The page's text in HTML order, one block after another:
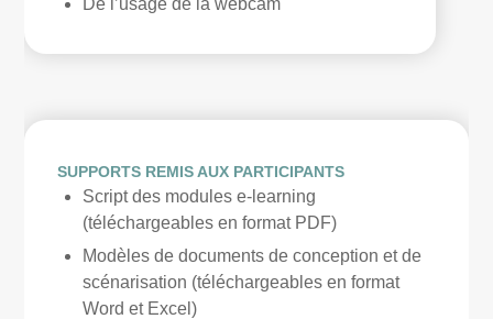
SUPPORTS REMIS AUX PARTICIPANTS
Script des modules e-learning
(téléchargeables en format PDF)
Modèles de documents de conception et de
scénarisation (téléchargeables en format
Word et Excel)